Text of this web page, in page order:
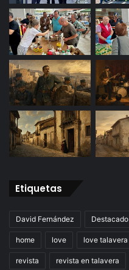
Etiquetas
David Fernández Destacado
home love love talavera
revista revista en talavera